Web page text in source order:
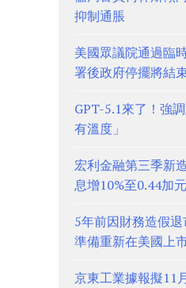
抑制通脹
美國眾議院通過臨
署後政府停擺將結
GPT-5.1來了！強
有溫度」
宏利金融第三季新
息增10%至0.44加元
5年前因財務造假
準備重新在美國上
京東工業據報擬11